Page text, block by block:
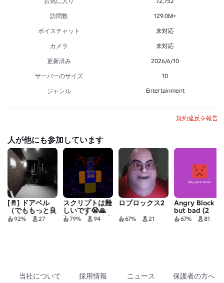
訪問数
129.0M+
ボイスチャット
未対応
カメラ
未対応
更新済み
2026/6/10
サーバーのサイズ
10
ジャンル
Entertainment
規約違反を報告
人が他にも参加しています
[🚪] ドアベル
（でももっと良
いです）
92% 27
スクリプトは難
しいです😭🙏
[アップデート]
79% 94
ロブロックス2
67% 21
Angry Block
but bad (2
people)
67% 81
当社について 採用情報 ニュース 保護者の方へ